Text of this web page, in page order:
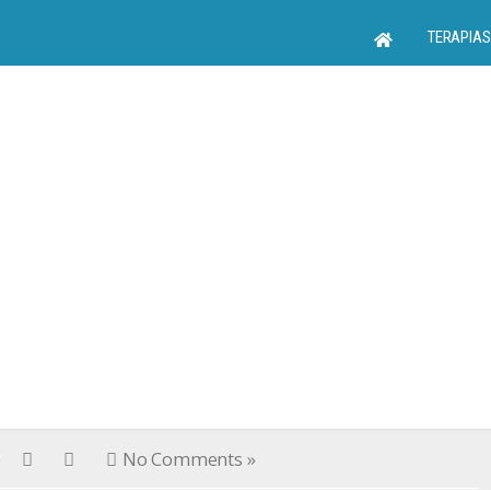
TERAPIAS
No Comments »